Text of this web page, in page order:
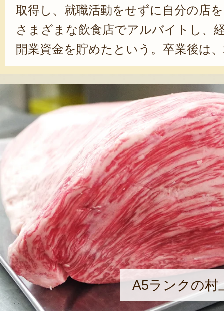
取得し、就職活動をせずに自分の店
さまざまな飲食店でアルバイトし、
開業資金を貯めたという。卒業後は
会社グランブーケを設立。新潟市中
町」にて、ワインバーやレストラン
年には、新潟に根差した和食料理店
く」をオープン。完全コース予約制
ービスを提供している。「流行を追
く、地産地消をテーマにした和食店
続けていきたい」と湯川さん。近年
魅了され、自家製の糀を使ったさま
も力を入れている。
A5ランクの村